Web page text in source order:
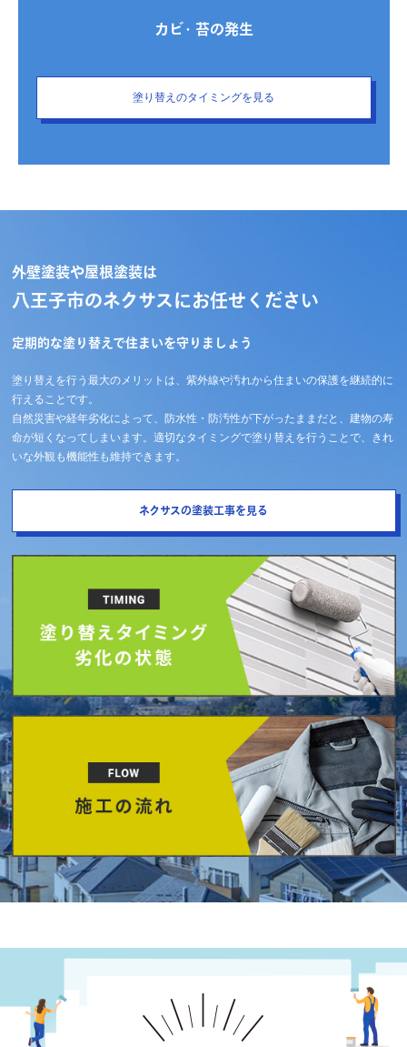
カビ・苔の発生
塗り替えのタイミングを見る
外壁塗装や屋根塗装は
八王子市のネクサスにお任せください
定期的な塗り替えで住まいを守りましょう
塗り替えを行う最大のメリットは、紫外線や汚れから住まいの保護を継続的に
行えることです。
自然災害や経年劣化によって、防水性・防汚性が下がったままだと、建物の寿
命が短くなってしまいます。適切なタイミングで塗り替えを行うことで、きれ
いな外観も機能性も維持できます。
ネクサスの塗装工事を見る